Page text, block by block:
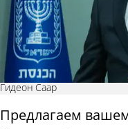
Гидеон Саар
Предлагаем